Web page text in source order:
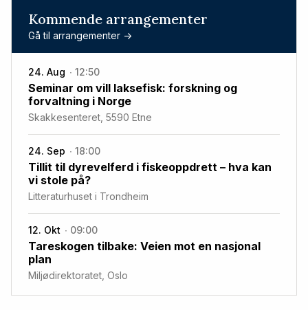
Kommende arrangementer
Gå til arrangementer ->
24. Aug 12:50
Seminar om vill laksefisk: forskning og
forvaltning i Norge
Skakkesenteret, 5590 Etne
24. Sep 18:00
Tillit til dyrevelferd i fiskeoppdrett – hva kan
vi stole på?
Litteraturhuset i Trondheim
12. Okt 09:00
Tareskogen tilbake: Veien mot en nasjonal
plan
Miljødirektoratet, Oslo